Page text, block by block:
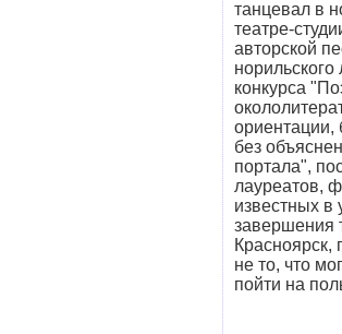
танцевал в
театре-
авторской
конкурса
ориентации,
без
портала",
лауреатов,
известных в
завершения
Красноярск,
не то, что
пойти на